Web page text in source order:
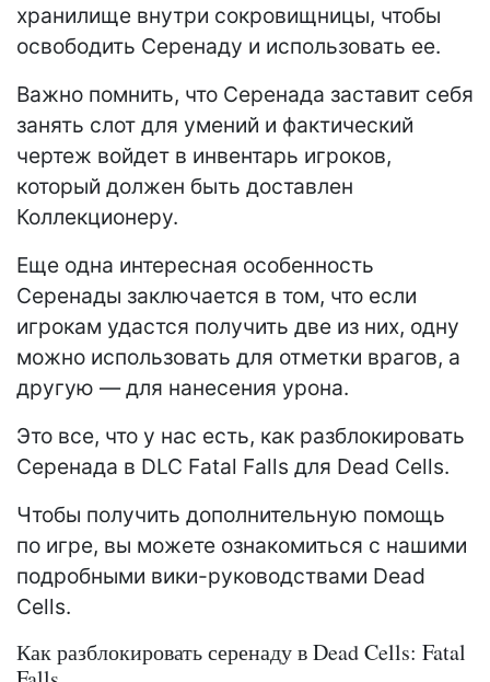
хранилище внутри сокровищницы, чтобы
освободить Серенаду и использовать ее.
Важно помнить, что Серенада заставит себя
занять слот для умений и фактический
чертеж войдет в инвентарь игроков,
который должен быть доставлен
Коллекционеру.
Еще одна интересная особенность
Серенады заключается в том, что если
игрокам удастся получить две из них, одну
можно использовать для отметки врагов, а
другую — для нанесения урона.
Это все, что у нас есть, как разблокировать
Серенада в DLC Fatal Falls для Dead Cells.
Чтобы получить дополнительную помощь
по игре, вы можете ознакомиться с нашими
подробными вики-руководствами Dead
Cells.
Как разблокировать серенаду в Dead Cells: Fatal